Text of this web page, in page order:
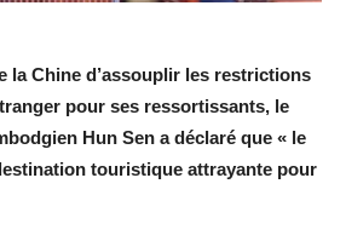
la Chine d’assouplir les restrictions
pour ses ressortissants, le
Hun Sen a déclaré que « le
touristique attrayante pour